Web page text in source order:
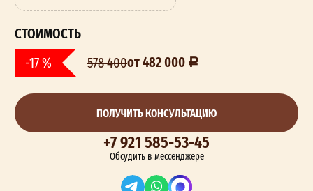
СТОИМОСТЬ
-17 % 578 400от 482 000
ПОЛУЧИТЬ КОНСУЛЬТАЦИЮ
+7 921 585-53-45
Обсудить в мессенджере